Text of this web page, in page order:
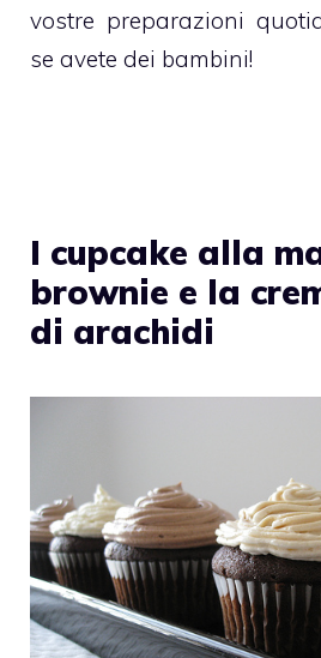
vostre preparazioni
se avete dei bambini!
I cupcake alla
brownie e la
di arachidi